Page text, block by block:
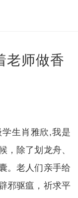
老师做香
生肖雅欣,我是
，除了划龙舟、
。老人们亲手给
邪驱瘟，祈求平